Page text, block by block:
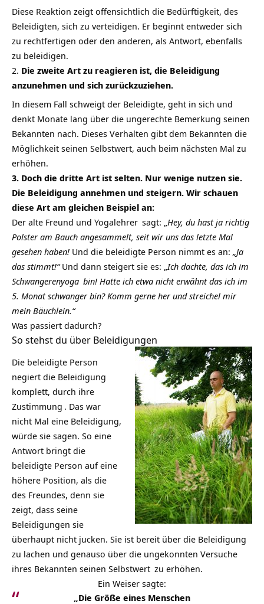
Diese Reaktion zeigt offensichtlich die Bedürftigkeit, des
Beleidigten, sich zu verteidigen. Er beginnt entweder sich
zu rechtfertigen oder den anderen, als Antwort, ebenfalls
zu beleidigen.
Die zweite Art zu reagieren ist, die Beleidigung
anzunehmen und sich zurückzuziehen.
In diesem Fall schweigt der Beleidigte, geht in sich und
denkt Monate lang über die ungerechte Bemerkung seinen
Bekannten nach. Dieses Verhalten gibt dem Bekannten die
Möglichkeit seinen Selbstwert, auch beim nächsten Mal zu
erhöhen.
3. Doch die dritte Art ist selten. Nur wenige nutzen sie.
Die Beleidigung annehmen und steigern. Wir schauen
diese Art am gleichen Beispiel an:
Der alte Freund und Yogalehrer sagt: „Hey, du hast ja richtig
Polster am Bauch angesammelt, seit wir uns das letzte Mal
gesehen haben! Und die beleidigte Person nimmt es an: „Ja
das stimmt!“Und dann steigert sie es: „Ich dachte, das ich im
Schwangerenyoga bin! Hatte ich etwa nicht erwähnt das ich im
5. Monat schwanger bin? Komm gerne her und streichel mir
mein Bäuchlein.“
Was passiert dadurch?
So stehst du über Beleidigungen
Die beleidigte Person
negiert die Beleidigung
komplett, durch ihre
Zustimmung . Das war
nicht Mal eine Beleidigung,
würde sie sagen. So eine
Antwort bringt die
beleidigte Person auf eine
höhere Position, als die
des Freundes, denn sie
zeigt, dass seine
Beleidigungen sie
überhaupt nicht jucken. Sie ist bereit über die Beleidigung
zu lachen und genauso über die ungekonnten Versuche
ihres Bekannten seinen Selbstwert zu erhöhen.
Ein Weiser sagte:
Die Größe eines Menschen